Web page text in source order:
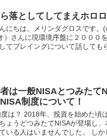
落としてしてまえホロ
にちは。メリンダグロスです。
）さんに現環境序盤に２０００
てプレイングについて話しても
は一般NISAとつみたて
制度について！
は？ 2018年、投資を始めた頃
ょうどつみたてNISAが登場し
いる人はいませんでした。 しか